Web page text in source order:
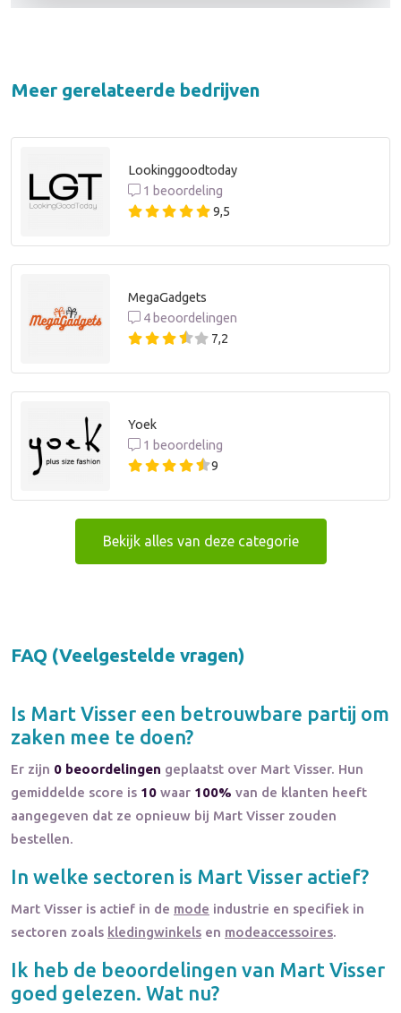
Meer gerelateerde bedrijven
Lookinggoodtoday
1 beoordeling
9,5
MegaGadgets
4 beoordelingen
7,2
Yoek
1 beoordeling
9
Bekijk alles van deze categorie
FAQ (Veelgestelde vragen)
Is Mart Visser een betrouwbare partij om
zaken mee te doen?
Er zijn 0 beoordelingen geplaatst over Mart Visser. Hun
gemiddelde score is 10 waar 100% van de klanten heeft
aangegeven dat ze opnieuw bij Mart Visser zouden
bestellen.
In welke sectoren is Mart Visser actief?
Mart Visser is actief in de mode industrie en specifiek in
sectoren zoals kledingwinkels en modeaccessoires.
Ik heb de beoordelingen van Mart Visser
goed gelezen. Wat nu?